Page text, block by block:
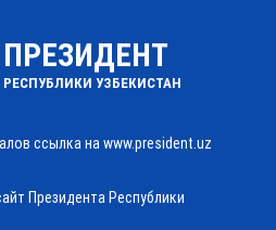
ПРЕЗИДЕНТ
РЕСПУБЛИКИ УЗБЕКИСТАН
ссылка на www.president.uz
Президента Республики